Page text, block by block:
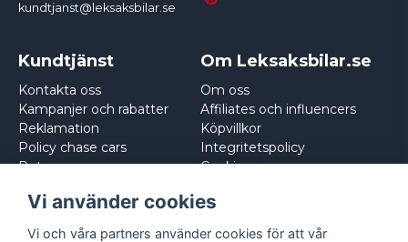
kundtjanst@leksaksbilar.se
Kundtjänst
Kontakta oss
Kampanjer och rabatter
Reklamation
Policy chase cars
Returnera
Om Leksaksbilar.se
Om oss
Affiliates och influencers
Köpvillkor
Integritetspolicy
Cookies
Vi använder cookies
Vi och våra partners använder cookies för att vår